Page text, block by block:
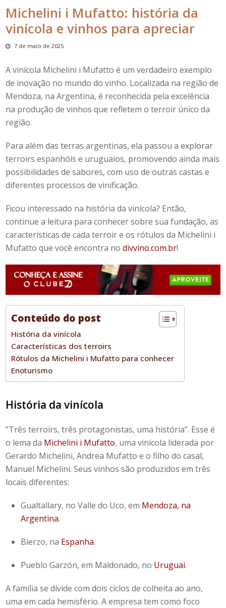
Michelini i Mufatto: história da
vinícola e vinhos para apreciar
7 de maio de 2025
A vinícola Michelini i Mufatto é um verdadeiro exemplo
de inovação no mundo do vinho. Localizada na região de
Mendoza, na Argentina, é reconhecida pela excelência
na produção de vinhos que refletem o terroir único da
região.
Para além das terras argentinas, ela passou a explorar
terroirs espanhóis e uruguaios, promovendo ainda mais
possibilidades de sabores, com uso de outras castas e
diferentes processos de vinificação.
Ficou interessado na história da vinícola? Então,
continue a leitura para conhecer sobre sua fundação, as
características de cada terroir e os rótulos da Michelini i
Mufatto que você encontra nodivvino.com.br!
Conteúdo do post
História da vinícola
Características dos terroirs
Rótulos da Michelini i Mufatto para conhecer
Enoturismo
História da vinícola
“Três terroirs, três protagonistas, uma história”. Esse é
o lema da Michelini i Mufatto, uma vinícola liderada por
Gerardo Michelini, Andrea Mufatto e o filho do casal,
Manuel Michelini. Seus vinhos são produzidos em três
locais diferentes:
Gualtallary, noValle do Uco, em Mendoza, na
Argentina.
Bierzo, na Espanha.
Pueblo Garzón, em Maldonado, no Uruguai.
A família se divide com dois ciclos de colheita ao ano,
uma em cada hemisfério. A empresa tem como foco